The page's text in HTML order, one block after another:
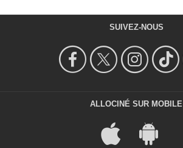
SUIVEZ-NOUS
ALLOCINÉ SUR MOBILE